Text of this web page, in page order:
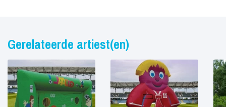
Gerelateerde artiest(en)